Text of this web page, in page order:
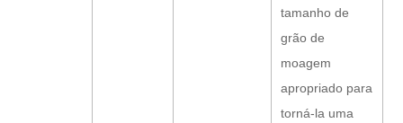
tamanho de
grão de
moagem
apropriado para
torná-la uma